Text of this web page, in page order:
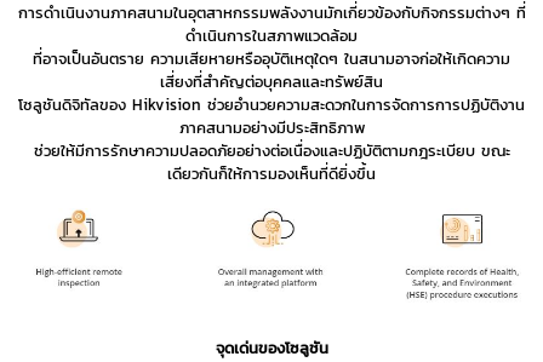
การดำเนินงานภาคสนามในอุตสาหกรรมพลังงานมักเกี่ยวข้องกับกิจกรรมต่างๆ ที่
ดำเนินการในสภาพแวดล้อม
ที่อาจเป็นอันตราย ความเสียหายหรืออุบัติเหตุใดๆ ในสนามอาจก่อให้เกิดความ
เสี่ยงที่สำคัญต่อบุคคลและทรัพย์สิน
โซลูชันดิจิทัลของ Hikvision ช่วยอำนวยความสะดวกในการจัดการการปฏิบัติงาน
ภาคสนามอย่างมีประสิทธิภาพ
ช่วยให้มีการรักษาความปลอดภัยอย่างต่อเนื่องและปฏิบัติตามกฎระเบียบ ขณะ
เดียวกันก็ให้การมองเห็นที่ดียิ่งขึ้น
จุดเด่นของโซลูชัน